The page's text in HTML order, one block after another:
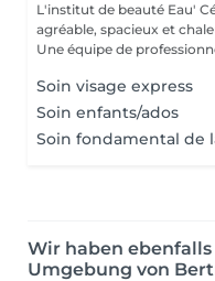
L'institut de beauté Eau'
agréable, spacieux et
Une équipe de
Soin visage express
Soin enfants/ados
Soin fondamental de
Wir haben
Umgebung von